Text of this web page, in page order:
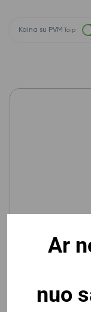
Kaina su PVM Taip
Vaikiška
Yra
Ar
nuo